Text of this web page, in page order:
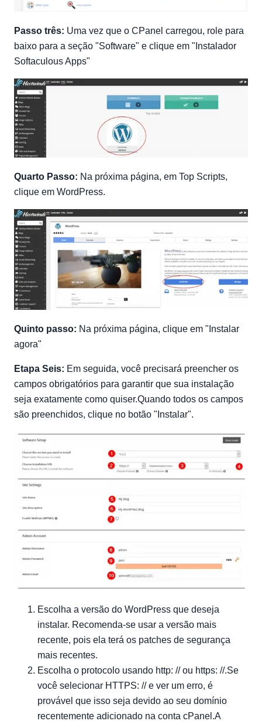
Passo três: Uma vez que o CPanel carregou, role para
baixo para a seção "Software" e clique em "Instalador
Softaculous Apps"
Quarto Passo: Na próxima página, em Top Scripts,
clique em WordPress.
Quinto passo: Na próxima página, clique em "Instalar
agora"
Etapa Seis: Em seguida, você precisará preencher os
campos obrigatórios para garantir que sua instalação
seja exatamente como quiser.Quando todos os campos
são preenchidos, clique no botão "Instalar".
Escolha a versão do WordPress que deseja
instalar. Recomenda-se usar a versão mais
recente, pois ela terá os patches de segurança
mais recentes.
Escolha o protocolo usando http: // ou https: //.Se
você selecionar HTTPS: // e ver um erro, é
provável que isso seja devido ao seu domínio
recentemente adicionado na conta cPanel.A